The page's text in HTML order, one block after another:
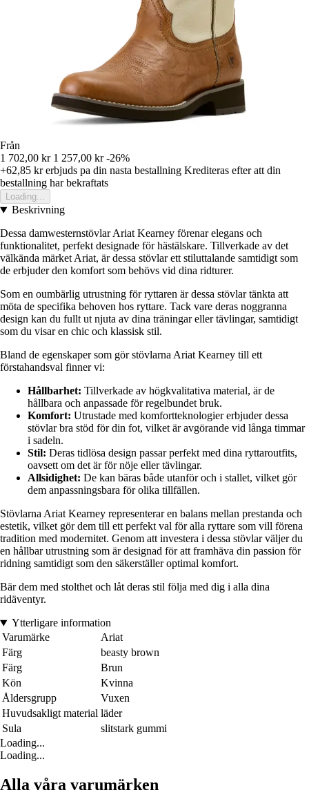
Från
1 702,00 kr 1 257,00 kr -26%
+62,85 krerbjuds pa din nasta bestallning Krediteras efter att din
bestallning har bekraftats
Loading...
Beskrivning
Dessa damwesternstövlar Ariat Kearney förenar elegans och
funktionalitet, perfekt designade för hästälskare. Tillverkade av det
välkända märket Ariat, är dessa stövlar ett stiluttalande samtidigt som
de erbjuder den komfort som behövs vid dina ridturer.
Som en oumbärlig utrustning för ryttaren är dessa stövlar tänkta att
möta de specifika behoven hos ryttare. Tack vare deras noggranna
design kan du fullt ut njuta av dina träningar eller tävlingar, samtidigt
som du visar en chic och klassisk stil.
Bland de egenskaper som gör stövlarna Ariat Kearney till ett
förstahandsval finner vi:
Hållbarhet: Tillverkade av högkvalitativa material, är de
hållbara och anpassade för regelbundet bruk.
Komfort: Utrustade med komfortteknologier erbjuder dessa
stövlar bra stöd för din fot, vilket är avgörande vid långa timmar
i sadeln.
Stil: Deras tidlösa design passar perfekt med dina ryttaroutfits,
oavsett om det är för nöje eller tävlingar.
Allsidighet: De kan bäras både utanför och i stallet, vilket gör
dem anpassningsbara för olika tillfällen.
Stövlarna Ariat Kearney representerar en balans mellan prestanda och
estetik, vilket gör dem till ett perfekt val för alla ryttare som vill förena
tradition med modernitet. Genom att investera i dessa stövlar väljer du
en hållbar utrustning som är designad för att framhäva din passion för
ridning samtidigt som den säkerställer optimal komfort.
Bär dem med stolthet och låt deras stil följa med dig i alla dina
ridäventyr.
Ytterligare information
Varumärke
Ariat
Färg
beasty brown
Färg
Brun
Kön
Kvinna
Åldersgrupp
Vuxen
Huvudsakligt material läder
Sula
slitstark gummi
Loading...
Loading...
Alla våra varumärken